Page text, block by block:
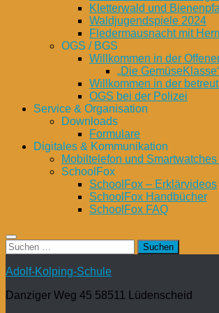
Kletterwald und
Waldjugendspiele 2024
Fledermausnacht mit
OGS / BGS
Willkommen in der
„Die
Willkommen in der
OGS bei der Polizei
Service & Organisation
Downloads
Formulare
Digitales & Kommunikation
Mobiltelefon und
SchoolFox
SchoolFox – Erklärvideos
SchoolFox Handbücher
SchoolFox FAQ
Suchen
nach:
Adolf-Kolping-Schule
Danziger Weg 45 58511 Lüdenscheid